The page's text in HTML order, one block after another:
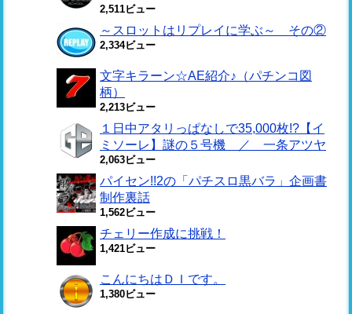
2,511ビュー
～スロットはリプレイに学ぶ～ その②
2,334ビュー
文字キラーン☆AE紹介♪（パチンコ図
柄）
2,213ビュー
１日中アタリっぱなしで35,000枚!?【イ
ミソーレ】謎の５号機 ／ 一条アツヤ
2,063ビュー
パイセン!!2の「パチスロ黒バラ」企画書
制作裏話
1,562ビュー
チェリー作成に挑戦！
1,421ビュー
こんにちはＤＩです。
1,380ビュー